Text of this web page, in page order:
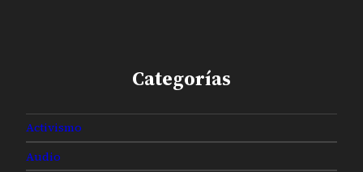
Categorías
Activismo
Audio